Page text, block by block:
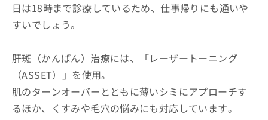
日は18時まで診療しているため、仕事帰りにも通いや
すいでしょう。
肝斑（かんぱん）治療には、「レーザートーニング
（ASSET）」を使用。
肌のターンオーバーとともに薄いシミにアプローチす
るほか、くすみや毛穴の悩みにも対応しています。